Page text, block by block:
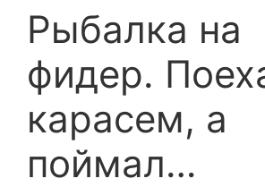
Рыбалка на
фидер.
карасем, а
поймал…